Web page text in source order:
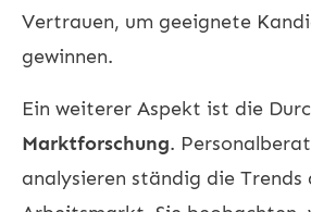
Vertrauen, um geeignete
gewinnen.
Ein weiterer Aspekt ist die
Marktforschung.
analysieren ständig die Trends